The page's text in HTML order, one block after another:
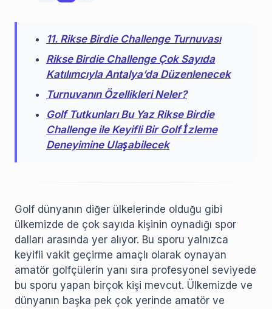
11. Rikse Birdie Challenge Turnuvası
Rikse Birdie Challenge Çok Sayıda
Katılımcıyla Antalya’da Düzenlenecek
Turnuvanın Özellikleri Neler?
Golf Tutkunları Bu Yaz Rikse Birdie
Challenge ile Keyifli Bir Golf İzleme
Deneyimine Ulaşabilecek
Golf dünyanın diğer ülkelerinde olduğu gibi
ülkemizde de çok sayıda kişinin oynadığı spor
dalları arasında yer alıyor. Bu sporu yalnızca
keyifli vakit geçirme amaçlı olarak oynayan
amatör golfçülerin yanı sıra profesyonel seviyede
bu sporu yapan birçok kişi mevcut. Ülkemizde ve
dünyanın başka pek çok yerinde amatör ve